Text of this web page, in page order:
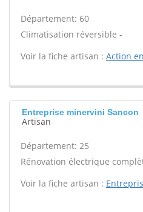
Département: 60
Climatisation réversible -
Voir la fiche artisan : Action
Entreprise minervini Sancon
Artisan
Département: 25
Rénovation électrique
Voir la fiche artisan :